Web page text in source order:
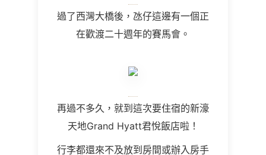
過了西灣大橋後，氹仔這邊有一個正
在歡渡二十週年的賽馬會。
再過不多久，就到這次要住宿的新濠
天地Grand Hyatt君悅飯店啦！
行李都還來不及放到房間或辦入房手